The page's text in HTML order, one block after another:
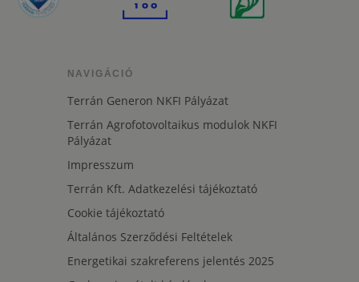
NAVIGÁCIÓ
Terrán Generon NKFI Pályázat
Terrán Agrofotovoltaikus modulok NKFI
Pályázat
Impresszum
Terrán Kft. Adatkezelési tájékoztató
Cookie tájékoztató
Általános Szerződési Feltételek
Energetikai szakreferens jelentés 2025